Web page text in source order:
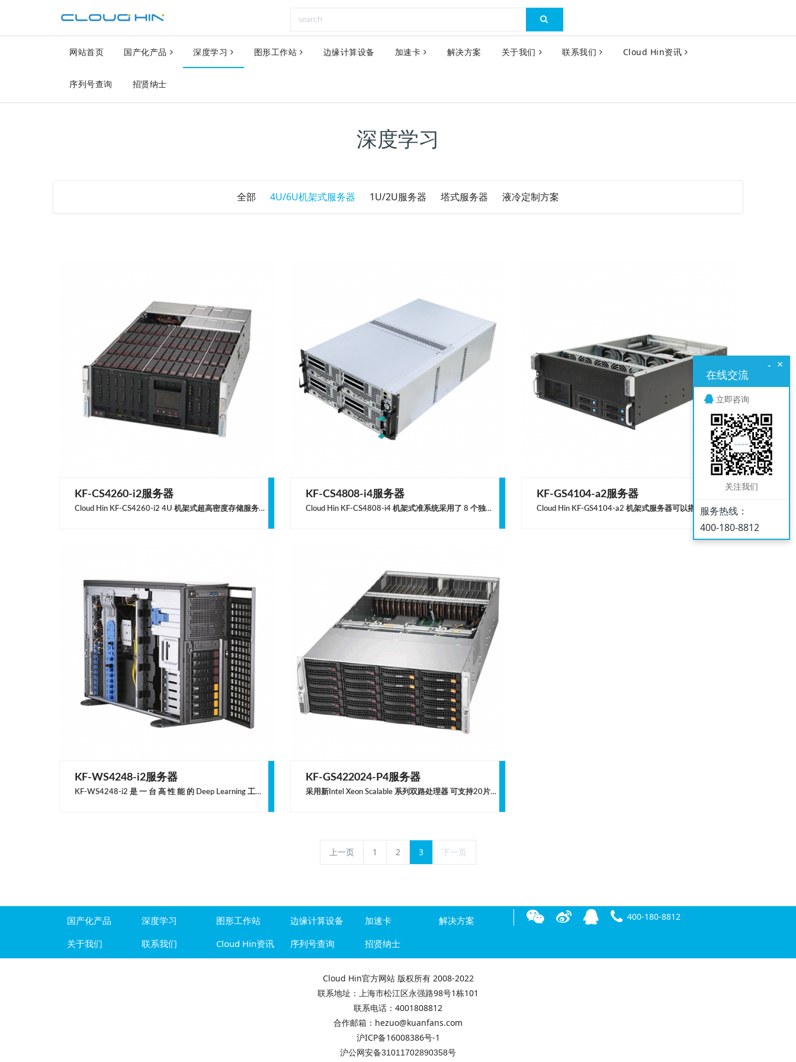
网站首页 国产化产品 深度学习 图形工作站 边缘计算设备 加速卡 解决方案 关于我们 联系我们 Cloud Hin资讯
序列号查询 招贤纳士
深度学习
全部 4U/6U机架式服务器 1U/2U服务器 塔式服务器 液冷定制方案
KF-CS4260-i2服务器
Cloud Hin KF-CS4260-i2 4U 机架式超高密度存储服务器拥有强大的数据阵列能力，极致的内存带宽和强大的数据交换能力。相比上一代云轩高密度存储服务器，KF-CS4260-i2 具有更加优异的存储密度，是我们为了大中型数据中心和高数据安全需求企业精心准备的旗舰产品。
KF-CS4808-i4服务器
Cloud Hin KF-CS4808-i4 机架式准系统采用了 8 个独立节点设计。每节点均可可搭载 10th Gen Intel Core 处理器（65w）和 NVIDIA Geforce RTX30 系列游戏 GPU。机架内使用 1+1 冗余电源统一供电，节约设备成本，ARM架构 CPU 统一管理，节约时间成本，标准式 4U 服务器尺寸统一上架，节约空间成本。为中小型云游戏开发公司，远程桌面办公设计，手机游戏模拟提供优秀的计算支持。
KF-GS4104-a2服务器
Cloud Hin KF-GS4104-a2 机架式服务器可以搭载 AMD EPYC ™ 7003/7002 系 列 处 理 器 和 最 大 2TB 的 DDR4 REG-ECC 内存，此外 KF-GS4104-a2 还具备搭载超高离心散热 GPU 计算卡的能力，具备最大额定 4000W 或是 2000W 冗余的供电能力，成熟的 IPMI 2.0 和 KVM 方案， 提供给客户一个高性能，高稳定的 GPU 运算平台。
KF-WS4248-i2服务器
KF-WS4248-i2 是 一 台 高 性 能 的 Deep Learning 工作站，采用 CPU-GPU 协同工作的结 构，其可配备 TB 级别的内存和四块 NVIDIA Tesla/Quadro/Geforce 高性能计算卡，提供强大的图形与数据识别处理能力，是大中型公司与专业人员的不二之选。
KF-GS422024-P4服务器
采用新Intel Xeon Scalable 系列双路处理器 可支持20片单宽GPU计算卡 支持24个3.5″热插拔硬盘位，支持2个NVMe硬盘 适用于人工智能、深度学习、视频处理、图像处理等应用领域
上一页 1 2 3 下一页
国产化产品 深度学习 图形工作站 边缘计算设备 加速卡
解决方案
关于我们
联系我们 Cloud Hin资讯 序列号查询 招贤纳士
400-180-8812
Cloud Hin官方网站 版权所有 2008-2022
联系地址：上海市松江区永强路98号1栋101
联系电话：4001808812
合作邮箱：hezuo@kuanfans.com
沪ICP备16008386号-1
沪公网安备31011702890358号
×
-
在线交流
立即咨询
关注我们
服务热线：
400-180-8812